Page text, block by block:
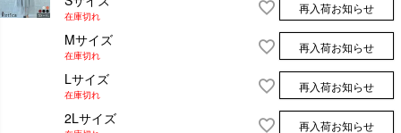
在庫切れ
再入荷お知らせ
Mサイズ
在庫切れ
再入荷お知らせ
Lサイズ
在庫切れ
再入荷お知らせ
2Lサイズ 再入荷お知らせ